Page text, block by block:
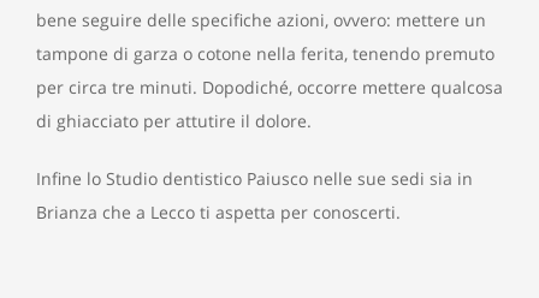
bene seguire delle specifiche azioni, ovvero: mettere un
tampone di garza o cotone nella ferita, tenendo premuto
per circa tre minuti. Dopodiché, occorre mettere qualcosa
di ghiacciato per attutire il dolore.
Infine lo Studio dentistico Paiusco nelle sue sedi sia in
Brianza che a Lecco ti aspetta per conoscerti.